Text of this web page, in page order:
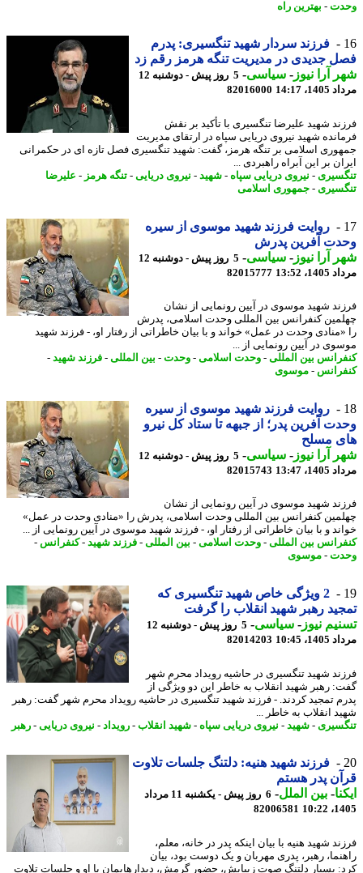
-بهترین راه
فرزند سردار شهید تنگسیری: پدرم
جدیدی در مدیریت تنگه هرمز رقم زد
آرا نیوز-سیاسی-
5 روز پیش - دوشنبه 12
14:17
82016000
شهید علیرضا تنگسیری با تأکید بر نقش
شهید نیروی دریایی سپاه در ارتقای مدیریت
اسلامی بر تنگه هرمز، گفت: شهید تنگسیری فصل تازه ای در حکمرانی
بر این آبراه راهبردی ...
- نیروی دریایی سپاه-شهید-نیروی دریایی -تنگه هرمز- علیرضا
- جمهوری اسلامی
روایت فرزند شهید موسوی از سیره
آفرین پدرش
آرا نیوز-سیاسی-
5 روز پیش - دوشنبه 12
13:52
82015777
شهید موسوی در آیین رونمایی از نشان
کنفرانس بین المللی وحدت اسلامی، پدرش
وحدت در عمل» خواند و با بیان خاطراتی از رفتار او، - فرزند شهید
در آیین رونمایی از ...
بین المللی-وحدت اسلامی-وحدت-بین المللی-فرزند شهید-
-موسوی
روایت فرزند شهید موسوی از سیره
آفرین پدر؛ از جبهه تا ستاد کل نیرو
مسلح
آرا نیوز-سیاسی-
5 روز پیش - دوشنبه 12
13:47
82015743
شهید موسوی در آیین رونمایی از نشان
کنفرانس بین المللی وحدت اسلامی، پدرش را «منادی وحدت در عمل»
و با بیان خاطراتی از رفتار او، - فرزند شهید موسوی در آیین رونمایی از ...
بین المللی-وحدت اسلامی-بین المللی-فرزند شهید-کنفرانس
-
-موسوی
2 ویژگی خاص شهید تنگسیری که
رهبر شهید انقلاب را گرفت
نیوز-سیاسی-
5 روز پیش - دوشنبه 12
10:45
82014203
شهید تنگسیری در حاشیه رویداد محرم شهر
رهبر شهید انقلاب به خاطر این دو ویژگی از
تمجید کردند. - فرزند شهید تنگسیری در حاشیه رویداد محرم شهر گفت: رهبر
انقلاب به خاطر ...
- شهید-نیروی دریایی سپاه-شهید انقلاب-رویداد-نیروی دریایی -رهبر
فرزند شهید هنیه: دلتنگ جلسات تلاوت
پدر هستم
-بین الملل-
6 روز پیش - یکشنبه 11 مرداد
82006581
شهید هنیه با بیان اینکه پدر در خانه، معلم،
رهبر، پدری مهربان و یک دوست بود، بیان
بسیار دلتنگ صوت زیبایش، حضور گرمش، دیدارهایمان با او و جلسات تلاوت